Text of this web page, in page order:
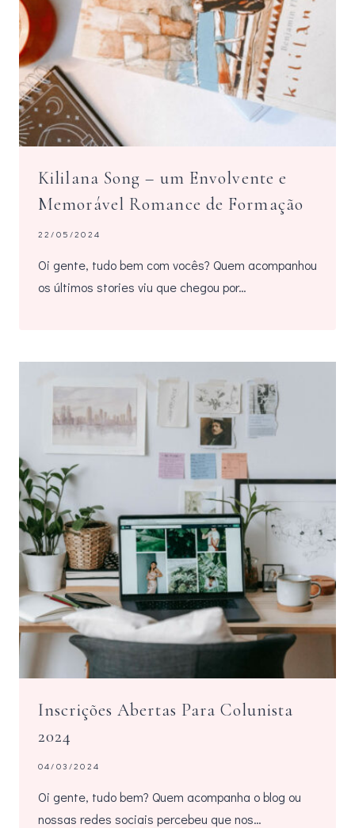
Kililana Song – um Envolvente e
Memorável Romance de Formação
22/05/2024
Oi gente, tudo bem com vocês? Quem acompanhou
os últimos stories viu que chegou por…
Inscrições Abertas Para Colunista
2024
04/03/2024
Oi gente, tudo bem? Quem acompanha o blog ou
nossas redes sociais percebeu que nos…